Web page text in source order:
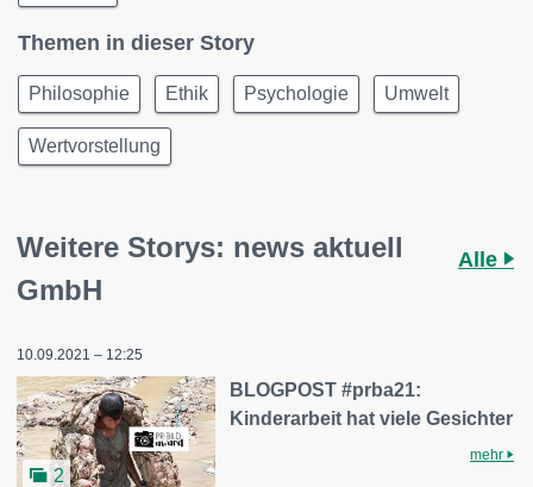
Themen in dieser Story
Philosophie Ethik Psychologie Umwelt
Wertvorstellung
Weitere Storys: news aktuell
GmbH
Alle
10.09.2021 – 12:25
2
BLOGPOST #prba21:
Kinderarbeit hat viele Gesichter
mehr